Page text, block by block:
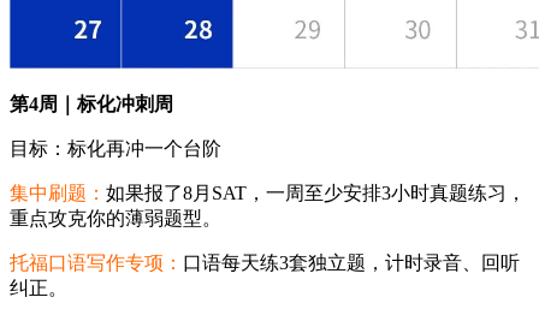
第4周｜标化冲刺周
目标：标化再冲一个台阶
集中刷题： 如果报了8月SAT，一周至少安排3小时真题练习，
重点攻克你的薄弱题型。
托福口语写作专项： 口语每天练3套独立题，计时录音、回听
纠正。